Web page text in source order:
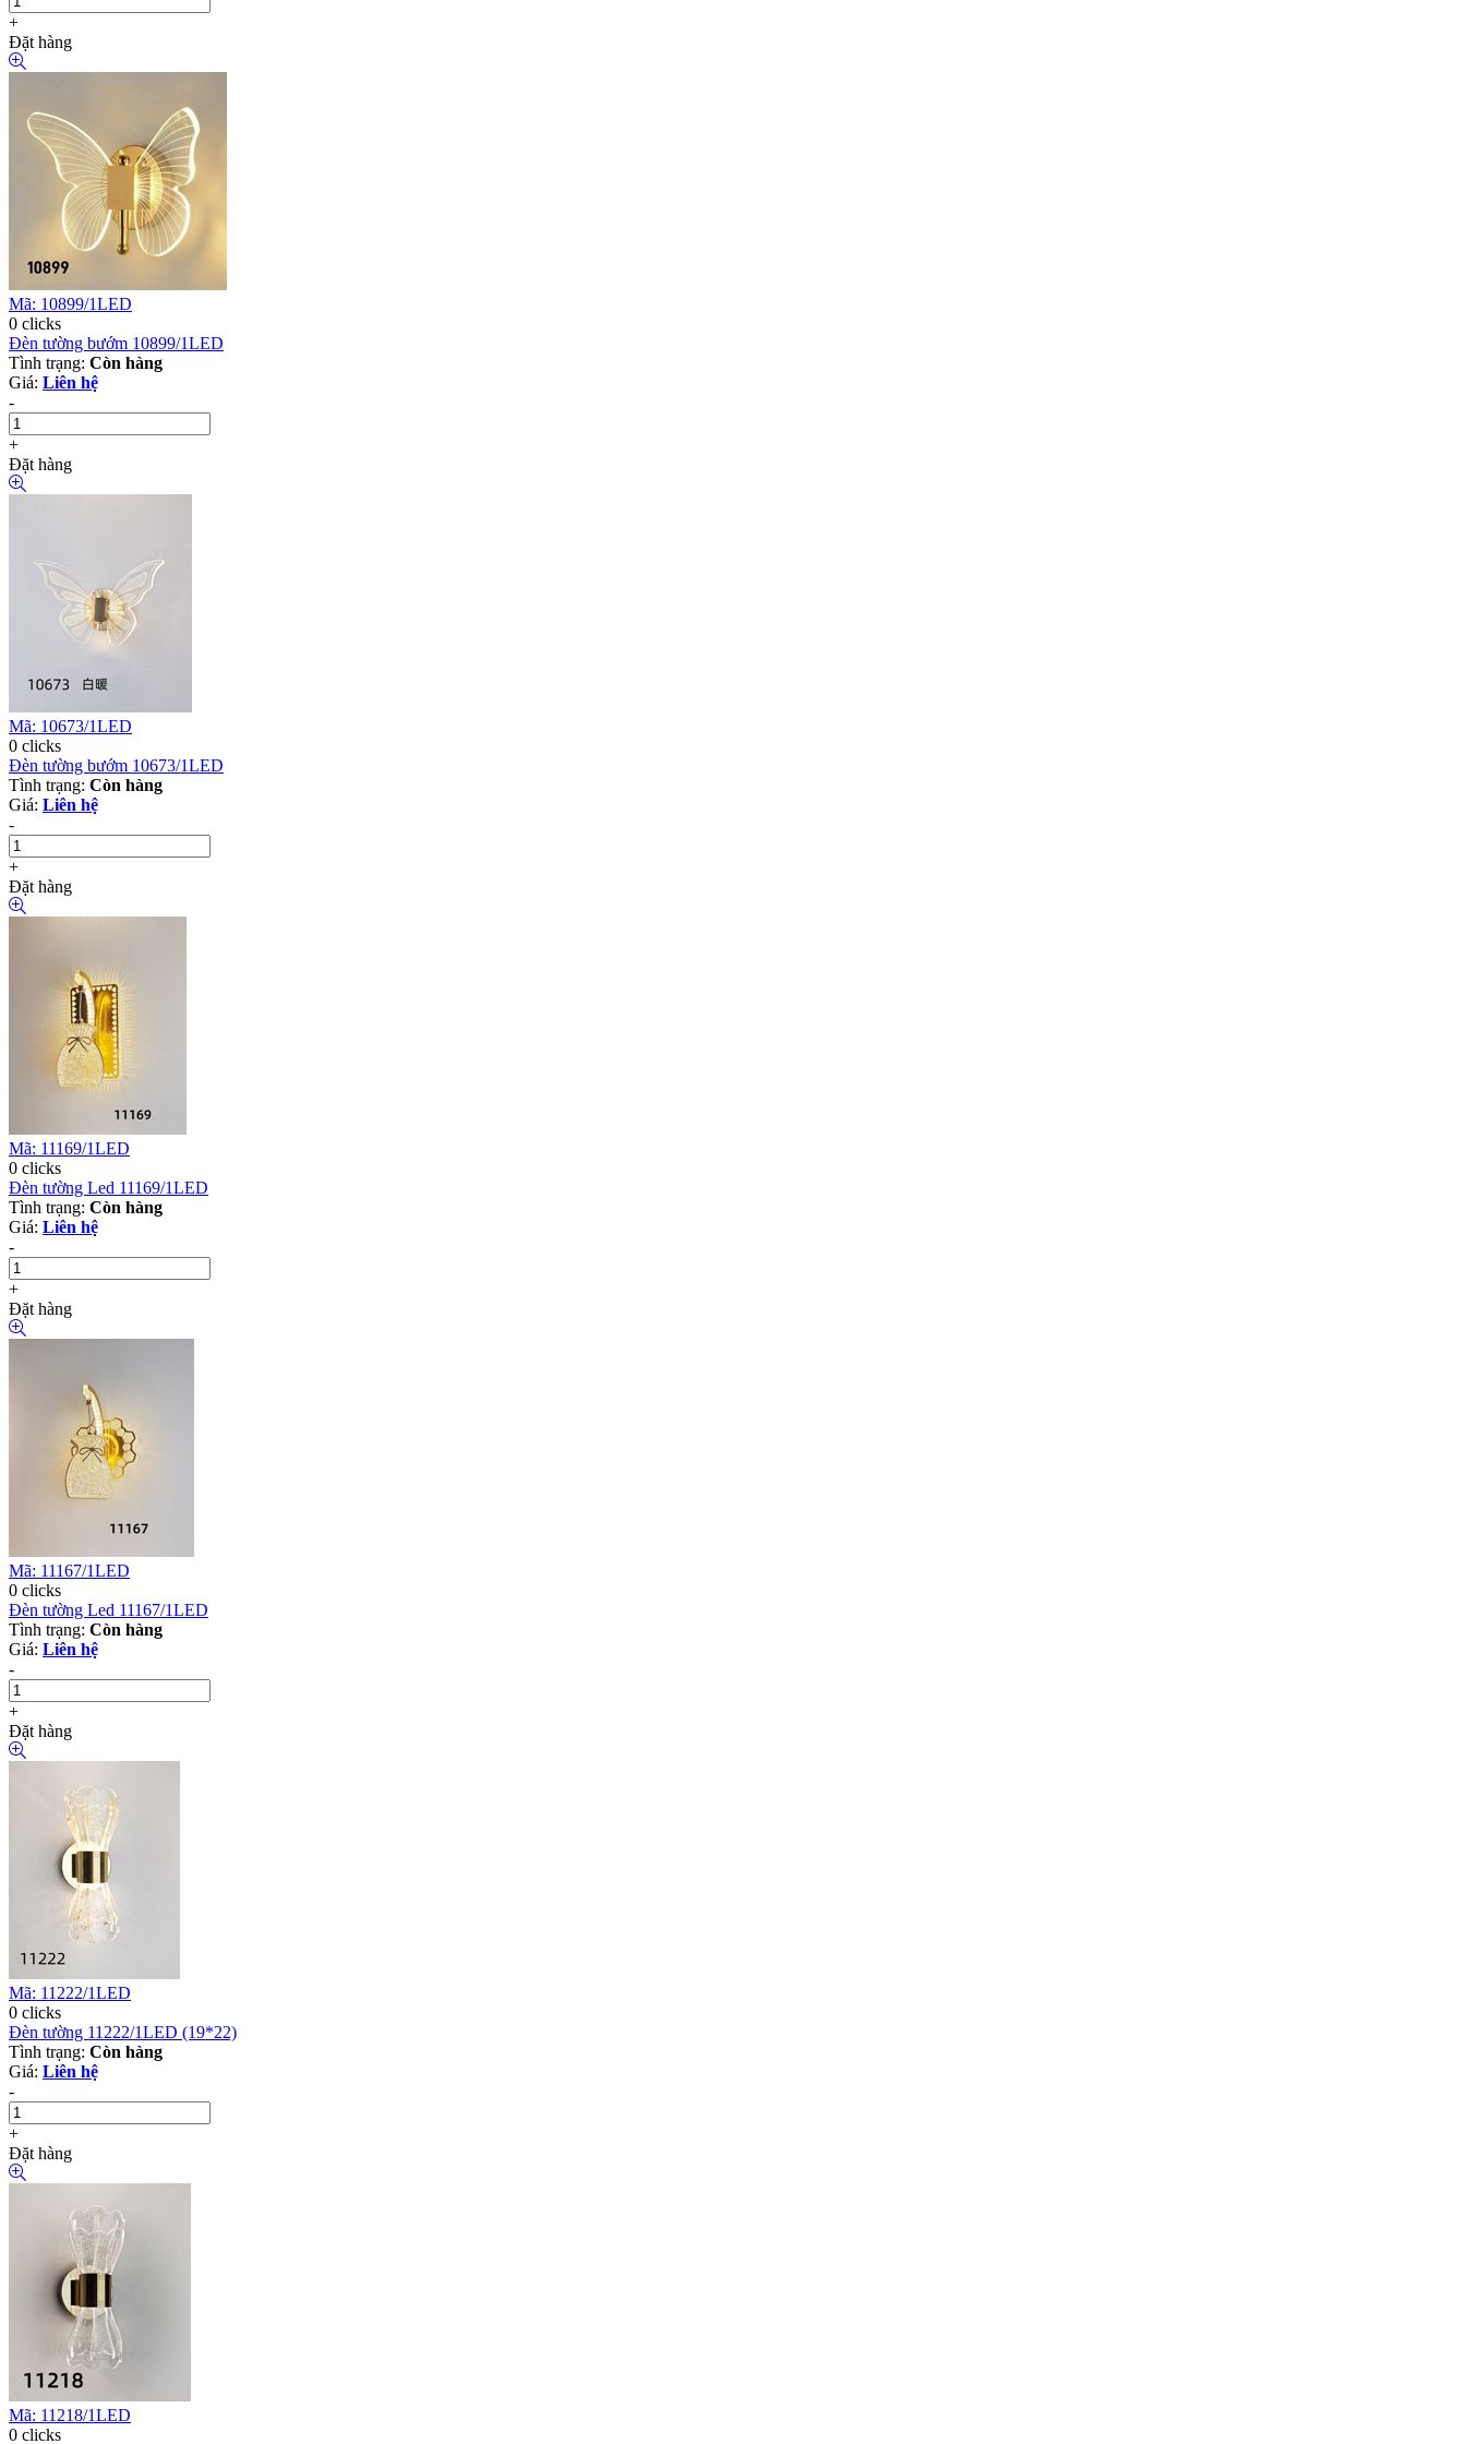
+
Đặt hàng
Mã: 10899/1LED
0 clicks
Đèn tường bướm 10899/1LED
Tình trạng: Còn hàng
Giá: Liên hệ
-
+
Đặt hàng
Mã: 10673/1LED
0 clicks
Đèn tường bướm 10673/1LED
Tình trạng: Còn hàng
Giá: Liên hệ
-
+
Đặt hàng
Mã: 11169/1LED
0 clicks
Đèn tường Led 11169/1LED
Tình trạng: Còn hàng
Giá: Liên hệ
-
+
Đặt hàng
Mã: 11167/1LED
0 clicks
Đèn tường Led 11167/1LED
Tình trạng: Còn hàng
Giá: Liên hệ
-
+
Đặt hàng
Mã: 11222/1LED
0 clicks
Đèn tường 11222/1LED (19*22)
Tình trạng: Còn hàng
Giá: Liên hệ
-
+
Đặt hàng
Mã: 11218/1LED
0 clicks